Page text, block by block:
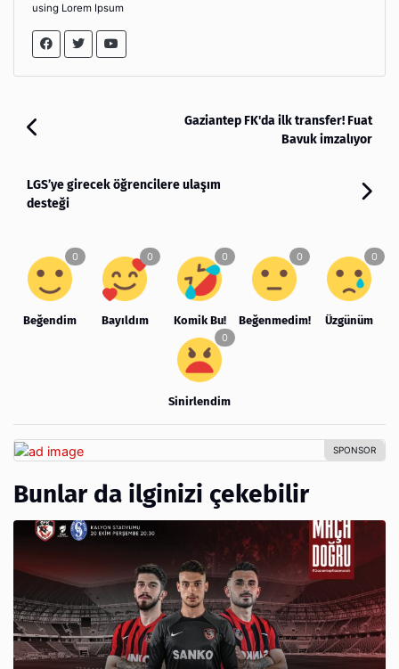
using Lorem Ipsum
Gaziantep FK'da ilk transfer! Fuat
Bavuk imzalıyor
LGS’ye girecek öğrencilere ulaşım
desteği
Beğendim Bayıldım Komik Bu! Beğenmedim! Üzgünüm
Sinirlendim
Bunlar da ilginizi çekebilir